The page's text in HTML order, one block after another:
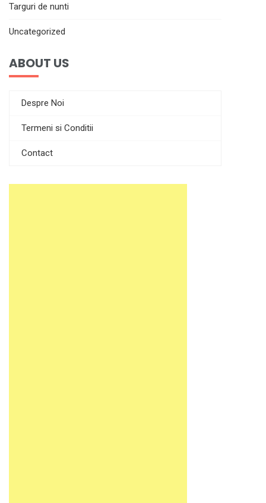
Targuri de nunti
Uncategorized
ABOUT US
Despre Noi
Termeni si Conditii
Contact